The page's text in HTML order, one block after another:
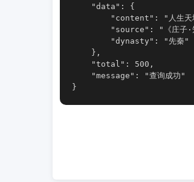
    "data": {
"content": "人生天
"source": "《庄子·
        "dynasty": "先秦"
    },
    "total": 500,
    "message": "查询成功"
}